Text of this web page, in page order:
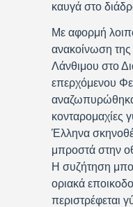
καυγά στο
Με αφορμή
ανακοίνωση
Λάνθιμου στο
επερχόμενου
κονταρομαχίες
Έλληνα
μπροστά στην
Η συζήτηση
οριακά
περιστρέφεται